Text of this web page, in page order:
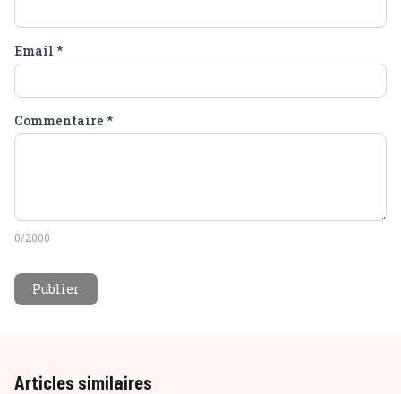
Email *
Commentaire *
0/2000
Publier
Articles similaires